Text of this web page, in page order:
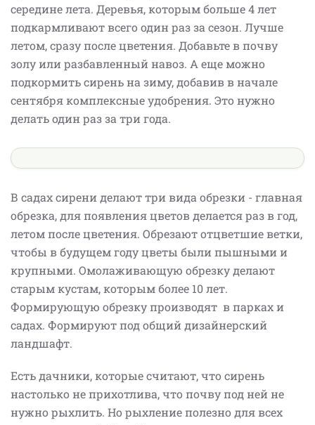
середине лета. Деревья, которым больше 4 лет
подкармливают всего один раз за сезон. Лучше
летом, сразу после цветения. Добавьте в почву
золу или разбавленный навоз. А еще можно
подкормить сирень на зиму, добавив в начале
сентября комплексные удобрения. Это нужно
делать один раз за три года.
В садах сирени делают три вида обрезки - главная
обрезка, для появления цветов делается раз в год,
летом после цветения. Обрезают отцветшие ветки,
чтобы в будущем году цветы были пышными и
крупными. Омолаживающую обрезку делают
старым кустам, которым более 10 лет.
Формирующую обрезку производят в парках и
садах. Формируют под общий дизайнерский
ландшафт.
Есть дачники, которые считают, что сирень
настолько не прихотлива, что почву под ней не
нужно рыхлить. Но рыхление полезно для всех